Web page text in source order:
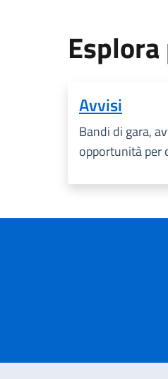
Avvisi
Bandi di gara,
opportunità per